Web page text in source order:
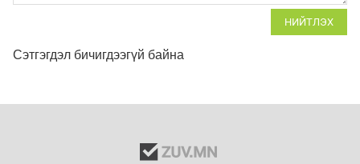
НИЙТЛЭХ
Сэтгэгдэл бичигдээгүй байна